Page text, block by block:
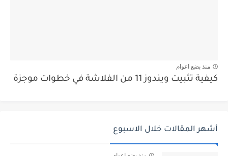
منذ بضع اعوام
كيفية تثبيت ويندوز 11 من الفلاشة في خطوات موجزة
أشهر المقالات خلال الاسبوع